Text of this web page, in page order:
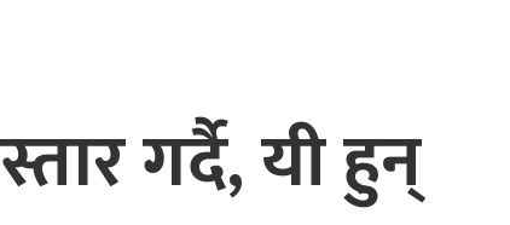
गर्दै, यी हुन्